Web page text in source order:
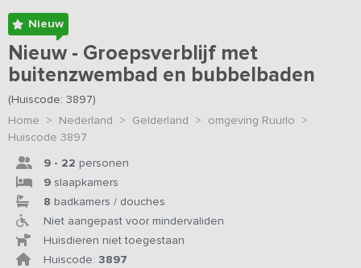
Nieuw
Nieuw - Groepsverblijf met
buitenzwembad en bubbelbaden
(Huiscode: 3897)
Home > Nederland > Gelderland > omgeving Ruurlo >
Huiscode 3897
9 - 22 personen
9 slaapkamers
8 badkamers / douches
Niet aangepast voor mindervaliden
Huisdieren niet toegestaan
Huiscode: 3897